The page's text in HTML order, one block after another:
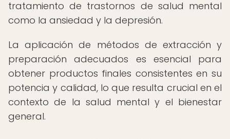
tratamiento de trastornos de salud mental
como la ansiedad y la depresión.
La aplicación de métodos de extracción y
preparación adecuados es esencial para
obtener productos finales consistentes en su
potencia y calidad, lo que resulta crucial en el
contexto de la salud mental y el bienestar
general.